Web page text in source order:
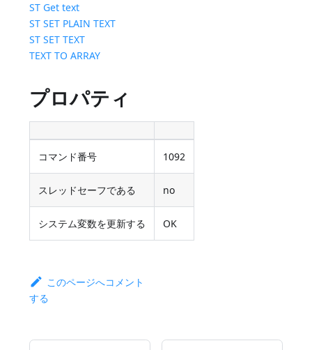
ST Get text
ST SET PLAIN TEXT
ST SET TEXT
TEXT TO ARRAY
プロパティ
コマンド番号 1092
スレッドセーフである no
システム変数を更新する OK
このページへコメント
する